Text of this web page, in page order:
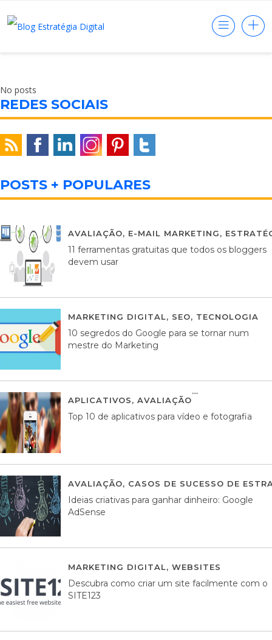
No posts
REDES SOCIAIS
POSTS + POPULARES
AVALIAÇÃO, E-MAIL MARKETING,
11 ferramentas gratuitas que todos os bloggers
devem usar
MARKETING DIGITAL, SEO, TECNOLOGIA
10 segredos do Google para se tornar num
mestre do Marketing
APLICATIVOS, AVALIAÇÃO
Top 10 de aplicativos para vídeo e fotografia
AVALIAÇÃO, CASOS DE SUCESSO DE
Ideias criativas para ganhar dinheiro: Google
AdSense
MARKETING DIGITAL, WEBSITES
Descubra como criar um site facilmente com o
SITE123